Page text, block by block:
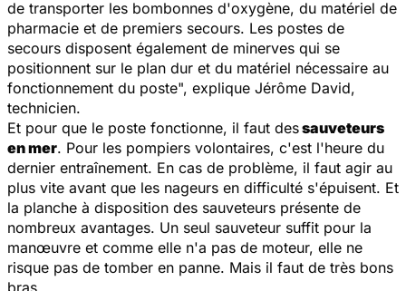
de transporter les bombonnes d'oxygène, du matériel de
pharmacie et de premiers secours. Les postes de
secours disposent également de minerves qui se
positionnent sur le plan dur et du matériel nécessaire au
fonctionnement du poste", explique Jérôme David,
technicien.
Et pour que le poste fonctionne, il faut dessauveteurs
en mer. Pour les pompiers volontaires, c'est l'heure du
dernier entraînement. En cas de problème, il faut agir au
plus vite avant que les nageurs en difficulté s'épuisent. Et
la planche à disposition des sauveteurs présente de
nombreux avantages. Un seul sauveteur suffit pour la
manœuvre et comme elle n'a pas de moteur, elle ne
risque pas de tomber en panne. Mais il faut de très bons
bras.